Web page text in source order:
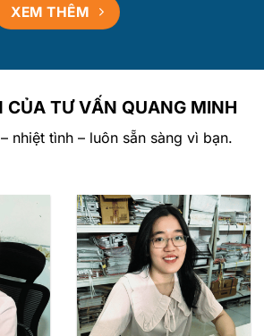
XEM THÊM
CỦA TƯ VẤN QUANG MINH
nhiệt tình – luôn sẵn sàng vì bạn.